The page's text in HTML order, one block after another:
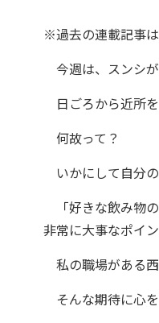
※過去の連載記事は
今週は、スンシ
日ごろから近所
何故って？
いかにして自分
「好きな飲み物
非常に大事なポイン
私の職場がある
そんな期待に心